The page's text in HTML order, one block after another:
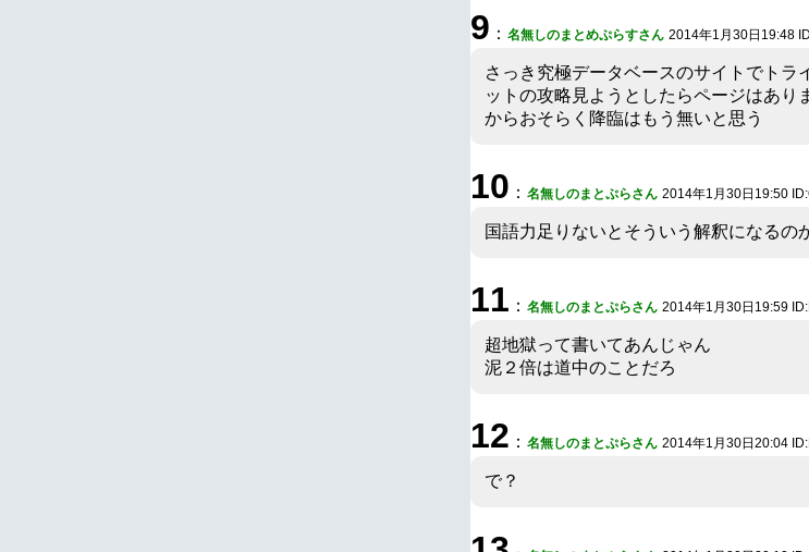
9 ： 名無しのまとめぷらすさん 2014年1月30日19:48
さっき究極データベースのサイトでトラ
ットの攻略見ようとしたらページはあり
からおそらく降臨はもう無いと思う
10 ： 名無しのまとぷらさん 2014年1月30日19:50
国語力足りないとそういう解釈になるの
11 ： 名無しのまとぷらさん 2014年1月30日19:59
超地獄って書いてあんじゃん
泥２倍は道中のことだろ
12 ： 名無しのまとぷらさん 2014年1月30日20:04
で？